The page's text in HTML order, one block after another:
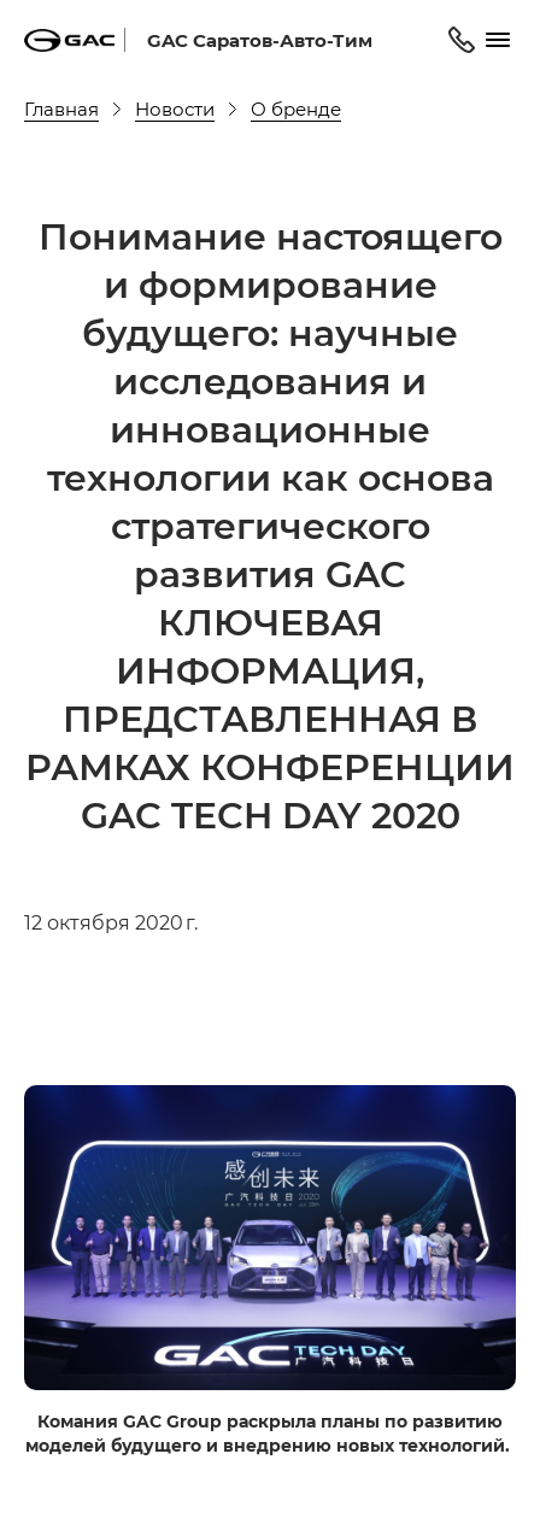
GAC Саратов-Авто-Тим
Главная Новости О бренде
Понимание настоящего
и формирование
будущего: научные
исследования и
инновационные
технологии как основа
стратегического
развития GAC
КЛЮЧЕВАЯ
ИНФОРМАЦИЯ,
ПРЕДСТАВЛЕН­НАЯ В
РАМКАХ КОНФЕРЕНЦИИ
GAC TECH DAY 2020
12 октября 2020 г.
Комания GAC Group раскрыла планы по развитию
моделей будущего и внедрению новых технологий.